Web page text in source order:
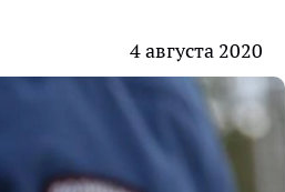
4 августа 2020